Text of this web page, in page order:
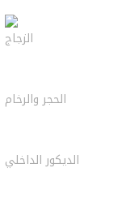
الزجاج
الحجر والرخام
الديكور الداخلي